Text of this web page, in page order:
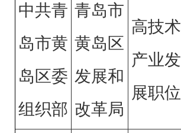
中共青
岛市黄
岛区委
组织部
青岛市
黄岛区
发展和
改革局
高技术
产业发
展职位